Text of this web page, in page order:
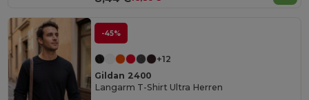
-45%
+12
Gildan 2400
Langarm T-Shirt Ultra Herren